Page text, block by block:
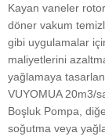
Kayan vaneler
döner vakum
gibi uygulamalar
maliyetlerini
yağlamaya
VUYOMUA 20m3/
Boşluk Pompa,
soğutma veya